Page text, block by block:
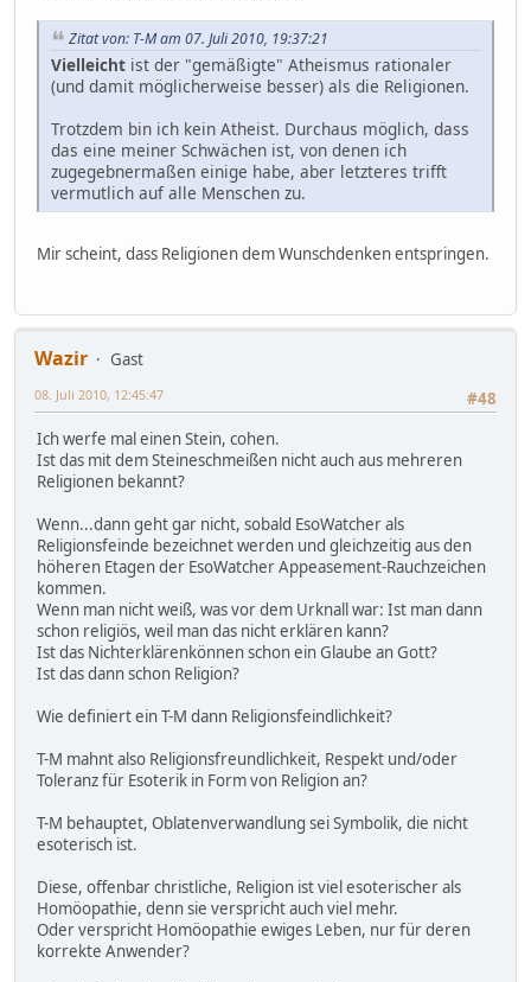
Zitat von: T-M am 07. Juli 2010, 19:37:21
Vielleicht ist der "gemäßigte" Atheismus rationaler
(und damit möglicherweise besser) als die Religionen.
Trotzdem bin ich kein Atheist. Durchaus möglich, dass
das eine meiner Schwächen ist, von denen ich
zugegebnermaßen einige habe, aber letzteres trifft
vermutlich auf alle Menschen zu.
Mir scheint, dass Religionen dem Wunschdenken entspringen.
Wazir
Gast
#48
08. Juli 2010, 12:45:47
Ich werfe mal einen Stein, cohen.
Ist das mit dem Steineschmeißen nicht auch aus mehreren
Religionen bekannt?
Wenn...dann geht gar nicht, sobald EsoWatcher als
Religionsfeinde bezeichnet werden und gleichzeitig aus den
höheren Etagen der EsoWatcher Appeasement-Rauchzeichen
kommen.
Wenn man nicht weiß, was vor dem Urknall war: Ist man dann
schon religiös, weil man das nicht erklären kann?
Ist das Nichterklärenkönnen schon ein Glaube an Gott?
Ist das dann schon Religion?
Wie definiert ein T-M dann Religionsfeindlichkeit?
T-M mahnt also Religionsfreundlichkeit, Respekt und/oder
Toleranz für Esoterik in Form von Religion an?
T-M behauptet, Oblatenverwandlung sei Symbolik, die nicht
esoterisch ist.
Diese, offenbar christliche, Religion ist viel esoterischer als
Homöopathie, denn sie verspricht auch viel mehr.
Oder verspricht Homöopathie ewiges Leben, nur für deren
korrekte Anwender?